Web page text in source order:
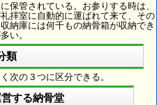
保管されている。お参りする時は、
拝室に自動的に運ばれて来て、その
納庫には何千もの納骨箱が収納でき
い。
類
次の３つに区分できる。
する納骨堂